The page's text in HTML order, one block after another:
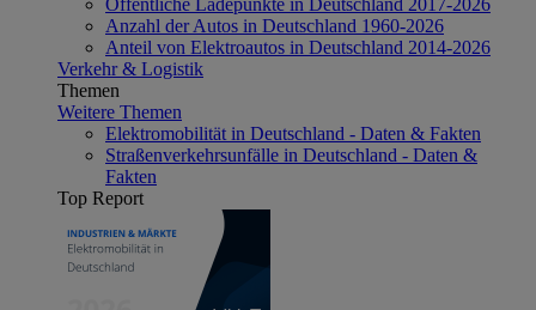
Anzahl der Autos in Deutschland 1960-2026
Anteil von Elektroautos in Deutschland 2014-2026
Verkehr & Logistik
Themen
Weitere Themen
Elektromobilität in Deutschland - Daten & Fakten
Straßenverkehrsunfälle in Deutschland - Daten &
Fakten
Top Report